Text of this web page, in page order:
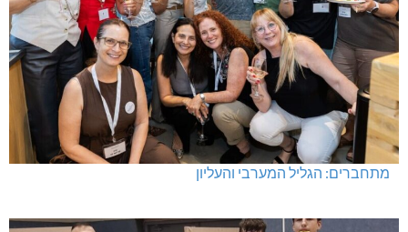
מתחברים: הגליל המערבי והעליון